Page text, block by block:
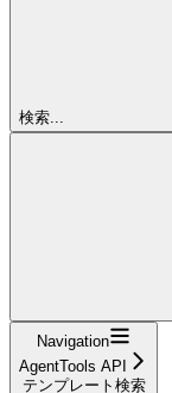
検索...
Navigation
AgentTools API
テンプレート検索